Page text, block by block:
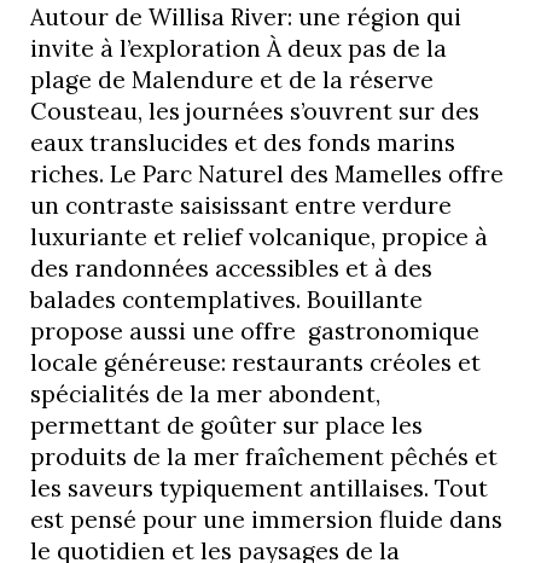
Autour de Willisa River: une région qui
invite à l’exploration À deux pas de la
plage de Malendure et de la réserve
Cousteau, les journées s’ouvrent sur des
eaux translucides et des fonds marins
riches. Le Parc Naturel des Mamelles offre
un contraste saisissant entre verdure
luxuriante et relief volcanique, propice à
des randonnées accessibles et à des
balades contemplatives. Bouillante
propose aussi une offre gastronomique
locale généreuse: restaurants créoles et
spécialités de la mer abondent,
permettant de goûter sur place les
produits de la mer fraîchement pêchés et
les saveurs typiquement antillaises. Tout
est pensé pour une immersion fluide dans
le quotidien et les paysages de la